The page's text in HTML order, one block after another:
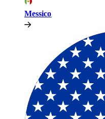
Messico​​